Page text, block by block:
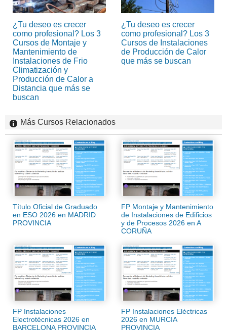
¿Tu deseo es crecer
como profesional? Los 3
Cursos de Montaje y
Mantenimiento de
Instalaciones de Frio
Climatización y
Producción de Calor a
Distancia que más se
buscan
¿Tu deseo es crecer
como profesional? Los 3
Cursos de Instalaciones
de Producción de Calor
que más se buscan
Más Cursos Relacionados
Título Oficial de Graduado
en ESO 2026 en MADRID
PROVINCIA
FP Montaje y Mantenimiento
de Instalaciones de Edificios
y de Procesos 2026 en A
CORUÑA
FP Instalaciones
Electrotécnicas 2026 en
BARCELONA PROVINCIA
FP Instalaciones Eléctricas
2026 en MURCIA
PROVINCIA